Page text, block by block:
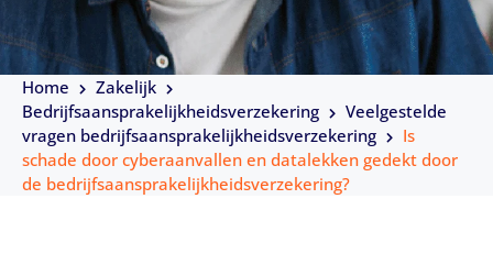
Home
Zakelijk
Bedrijfsaansprakelijkheidsverzekering
Veelgestelde
vragen bedrijfsaansprakelijkheidsverzekering
Is
schade door cyberaanvallen en datalekken gedekt door
de bedrijfsaansprakelijkheidsverzekering?